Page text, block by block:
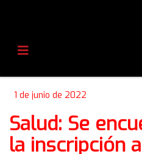
1 de junio de 2022
Salud: Se
la inscripción